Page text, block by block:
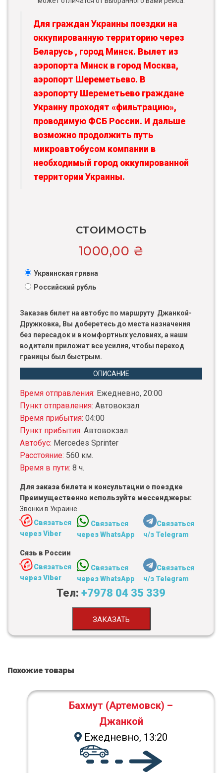
Для граждан Украины поездки на
оккупированную территорию через
Беларусь , город Минск. Вылет из
аэропорта Минск в город Москва,
аэропорт Шереметьево. В
аэропорту Шереметьево граждане
Украину проходят «фильтрацию»,
проводимую ФСБ России. И дальше
возможно продолжить путь
микроавтобусом компании в
необходимый город оккупированной
территории Украины.
СТОИМОСТЬ
1000,00 ₴
Украинская гривна
Российский рубль
Заказав билет на автобус по маршруту Джанкой-
Дружковка, Вы доберетесь до места назначения
без пересадок и в комфортных условиях, а наши
водители приложат все усилия, чтобы переход
границы был быстрым.
ОПИСАНИЕ
Время отправления: Ежедневно, 20:00
Пункт отправления: Автовокзал
Время прибытия: 04:00
Пункт прибытия: Автовокзал
Автобус: Mercedes Sprinter
Расстояние: 560 км.
Время в пути: 8 ч.
Для заказа билета и консультации о поездке
Преимущественно используйте мессенджеры:
Звонки в Украине
Связаться
через Viber
Связаться
через WhatsApp
Связаться
ч/з Telegram
Сязь в России
Связаться
через Viber
Связаться
через WhatsApp
Связаться
ч/з Telegram
Тел: +7978 04 35 339
ЗАКАЗАТЬ
Похожие товары
Бахмут (Артемовск) –
Джанкой
Ежедневно, 13:20